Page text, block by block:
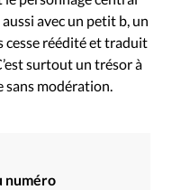
avec un petit b, un
cesse réédité et traduit
surtout un trésor à
modération.
numéro